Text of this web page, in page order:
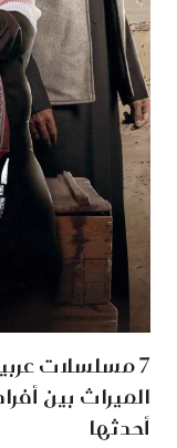
7 مسلسلات
الميراث بين
أحدثها